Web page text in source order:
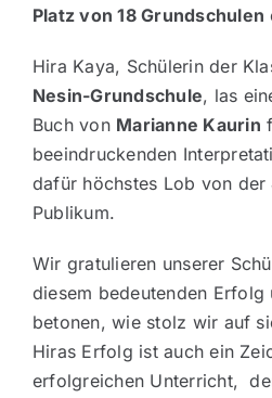
Platz von 18 Grundschulen
Hira Kaya, Schülerin der
Nesin-Grundschule, las
Buch von Marianne Kaurin
beeindruckenden
dafür höchstes Lob von der
Publikum.
Wir gratulieren unserer
diesem bedeutenden Erfolg
betonen, wie stolz wir auf
Hiras Erfolg ist auch ein
erfolgreichen Unterricht,